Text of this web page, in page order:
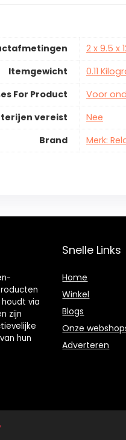
2 x 9.5 x
Itemgewicht
0.11
For Product
Voor
vereist
Nee
Brand
Merk:
via
zijn
hun
Snelle Links
Home
Winkel
Blogs
Onze
Adverteren